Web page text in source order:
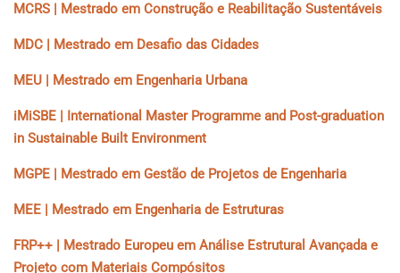
MCRS | Mestrado em Construção e Reabilitação Sustentáveis
MDC | Mestrado em Desafio das Cidades
MEU | Mestrado em Engenharia Urbana
iMiSBE | International Master Programme and Post-graduation
in Sustainable Built Environment
MGPE | Mestrado em Gestão de Projetos de Engenharia
MEE | Mestrado em Engenharia de Estruturas
FRP++ | Mestrado Europeu em Análise Estrutural Avançada e
Projeto com Materiais Compósitos